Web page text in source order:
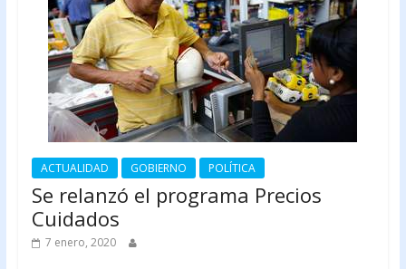
ACTUALIDAD GOBIERNO POLÍTICA
Se relanzó el programa Precios
Cuidados
7 enero, 2020